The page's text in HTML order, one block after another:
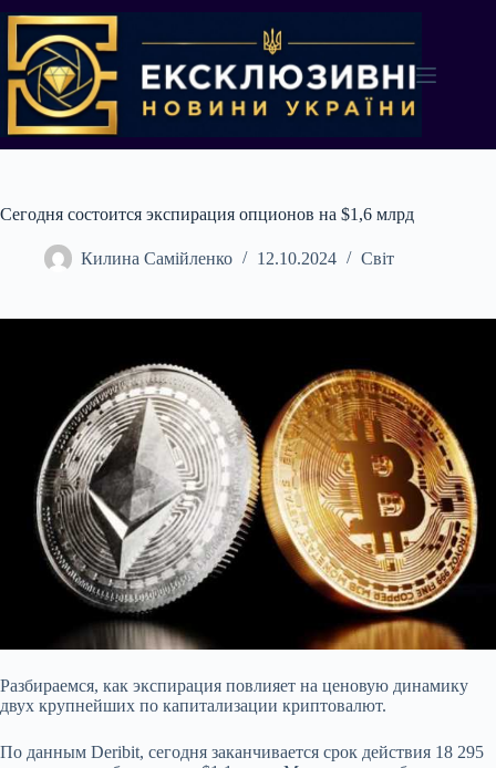
до
вмісту
Сегодня состоится экспирация опционов на $1,6 млрд
Килина Самійленко 12.10.2024 Світ
Разбираемся, как экспирация повлияет на ценовую динамику
двух крупнейших по капитализации криптовалют.
По данным Deribit, сегодня заканчивается срок действия 18 295